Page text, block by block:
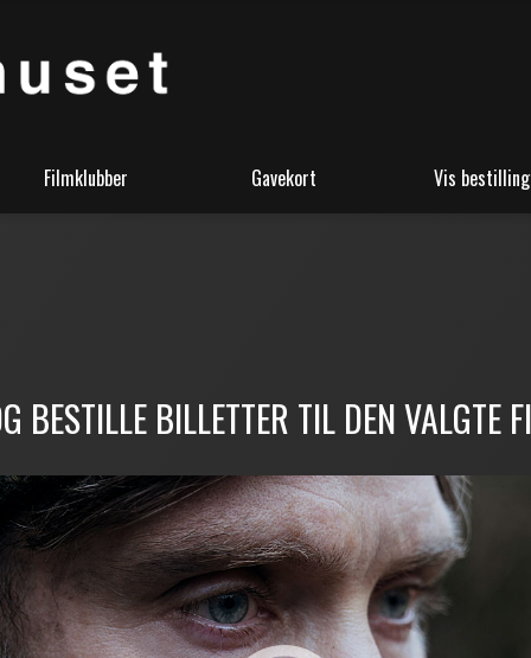
Filmklubber Gavekort Vis bestilling